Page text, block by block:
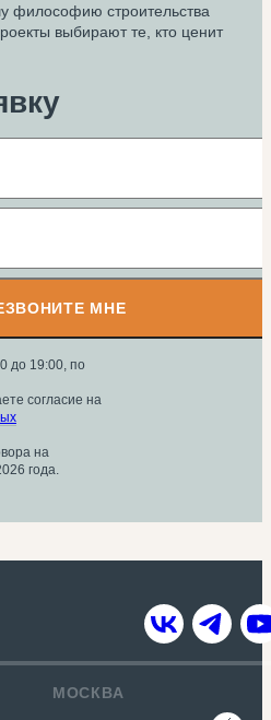
МНЕ
до 19:00, по
согласие на
на
года.
философию строительства
выбирают те, кто ценит
МОСКВА